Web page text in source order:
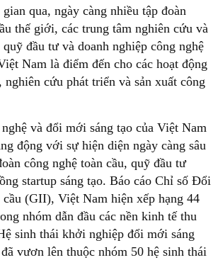
qua, ngày càng nhiều tập đoàn
thế giới, các trung tâm nghiên cứu và
đầu tư và doanh nghiệp công nghệ
Nam là điểm đến cho các hoạt động
cứu phát triển và sản xuất công
và đổi mới sáng tạo của Việt Nam
động với sự hiện diện ngày càng sâu
công nghệ toàn cầu, quỹ đầu tư
startup sáng tạo. Báo cáo Chỉ số Đổi
cầu (GII), Việt Nam hiện xếp hạng 44
nhóm dẫn đầu các nền kinh tế thu
sinh thái khởi nghiệp đổi mới sáng
vươn lên thuộc nhóm 50 hệ sinh thái